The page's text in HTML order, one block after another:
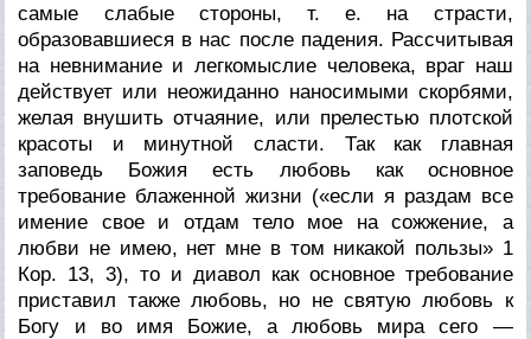
самые слабые стороны, т. е. на страсти,
образовавшиеся в нас после падения. Рассчитывая
на невнимание и легкомыслие человека, враг наш
действует или неожиданно наносимыми скорбями,
желая внушить отчаяние, или прелестью плотской
красоты и минутной сласти. Так как главная
заповедь Божия есть любовь как основное
требование блаженной жизни («если я раздам все
имение свое и отдам тело мое на сожжение, а
любви не имею, нет мне в том никакой пользы» 1
Кор. 13, 3), то и диавол как основное требование
приставил также любовь, но не святую любовь к
Богу и во имя Божие, а любовь мира сего —